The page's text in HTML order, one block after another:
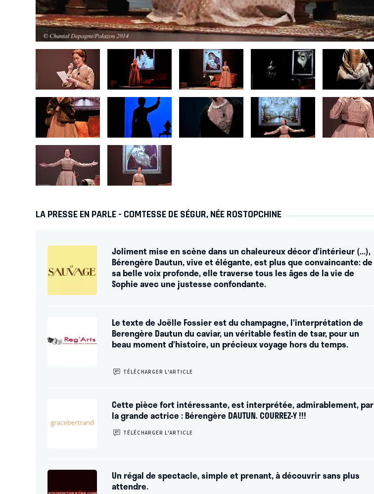
LA PRESSE EN PARLE - COMTESSE DE SÉGUR, NÉE ROSTOPCHINE
Joliment mise en scène dans un chaleureux décor d’intérieur (...),
Bérengère Dautun, vive et élégante, est plus que convaincante: de
sa belle voix profonde, elle traverse tous les âges de la vie de
Sophie avec une justesse confondante.
Le texte de Joëlle Fossier est du champagne, l’interprétation de
Berengère Dautun du caviar, un véritable festin de tsar, pour un
beau moment d’histoire, un précieux voyage hors du temps.
TÉLÉCHARGER L’ARTICLE
Cette pièce fort intéressante, est interprétée, admirablement, par
la grande actrice : Bérengère DAUTUN. COURREZ-Y !!!
TÉLÉCHARGER L’ARTICLE
Un régal de spectacle, simple et prenant, à découvrir sans plus
attendre.